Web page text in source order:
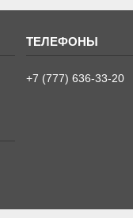
+7 (777) 636-33-20